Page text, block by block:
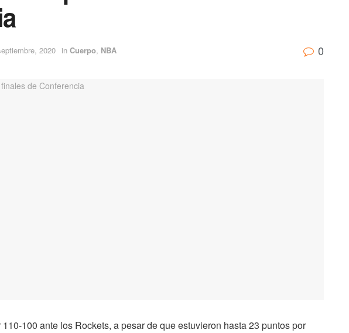
2020 in Cuerpo, NBA 0
100 ante los Rockets, a pesar de que estuvieron hasta 23 puntos por